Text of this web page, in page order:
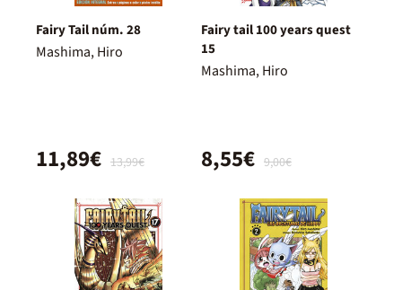
Fairy Tail núm. 28
Mashima, Hiro
13,99€
11,89€
Fairy tail 100 years quest
15
Mashima, Hiro
9,00€
8,55€